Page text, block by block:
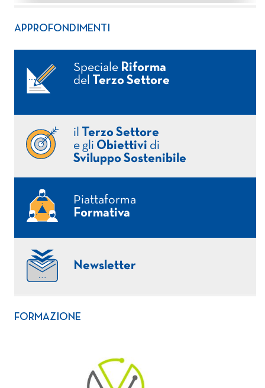
APPROFONDIMENTI
Speciale Riforma
del
Terzo Settore
il
Terzo Settore
e gli Obiettivi di
Sviluppo Sostenibile
Piattaforma
Formativa
Newsletter
FORMAZIONE